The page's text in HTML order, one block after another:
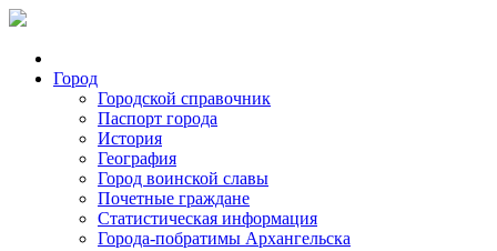
Город
Городской справочник
Паспорт города
История
География
Город воинской славы
Почетные граждане
Статистическая информация
Города-побратимы Архангельска